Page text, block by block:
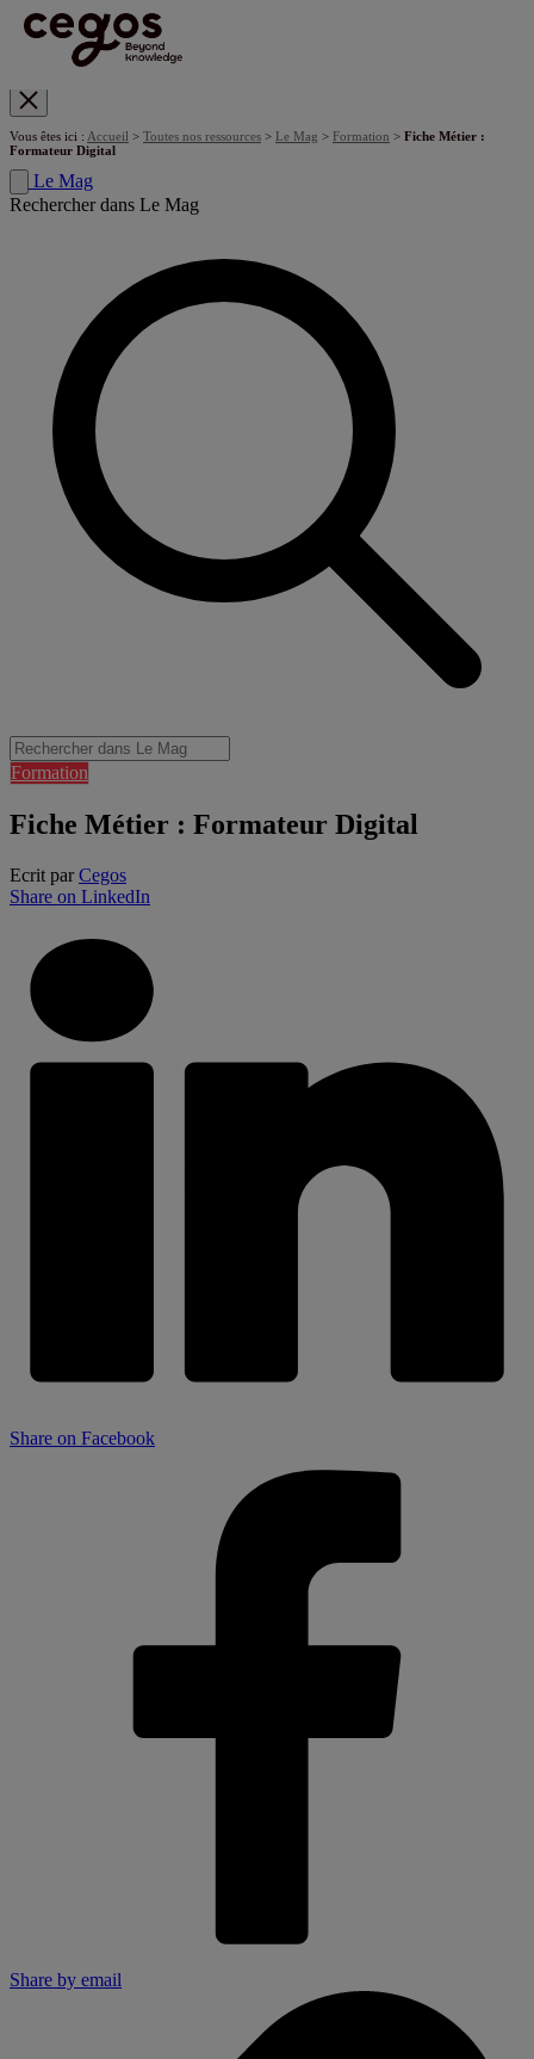
Vous êtes ici : Accueil > Toutes nos ressources > Le Mag > Formation > Fiche Métier :
Formateur Digital
Le Mag
Rechercher dans Le Mag
Formation
Fiche Métier : Formateur Digital
Ecrit parCegos
Share on LinkedIn
Share on Facebook
Share by email